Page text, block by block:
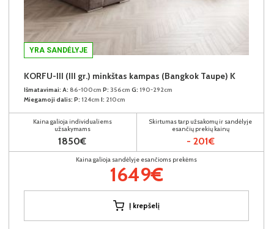
YRA SANDĖLYJE
KORFU-III (III gr.) minkštas kampas (Bangkok Taupe) K
Išmatavimai: A: 86-100cm P: 356cm G: 190-292cm
Miegamoji dalis: P: 124cm I: 210cm
Kaina galioja individualiems
užsakymams
1850€
Skirtumas tarp užsakomų ir sandėlyje
esančių prekių kainų
- 201€
Kaina galioja sandėlyje esančioms prekėms
1649€
Į krepšelį